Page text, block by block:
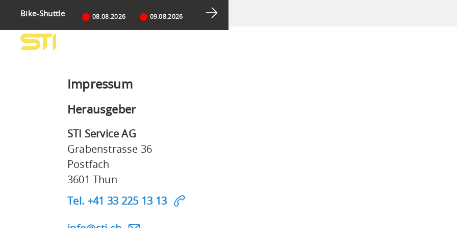
STI
Zum
SucheBike-Shuttle 08.08.2026 09.08.2026
Suchbox
Hauptnavigation
Impressum
Herausgeber
STI Service AG
Grabenstrasse 36
Postfach
3601 Thun
Tel. +41 33 225 13 13